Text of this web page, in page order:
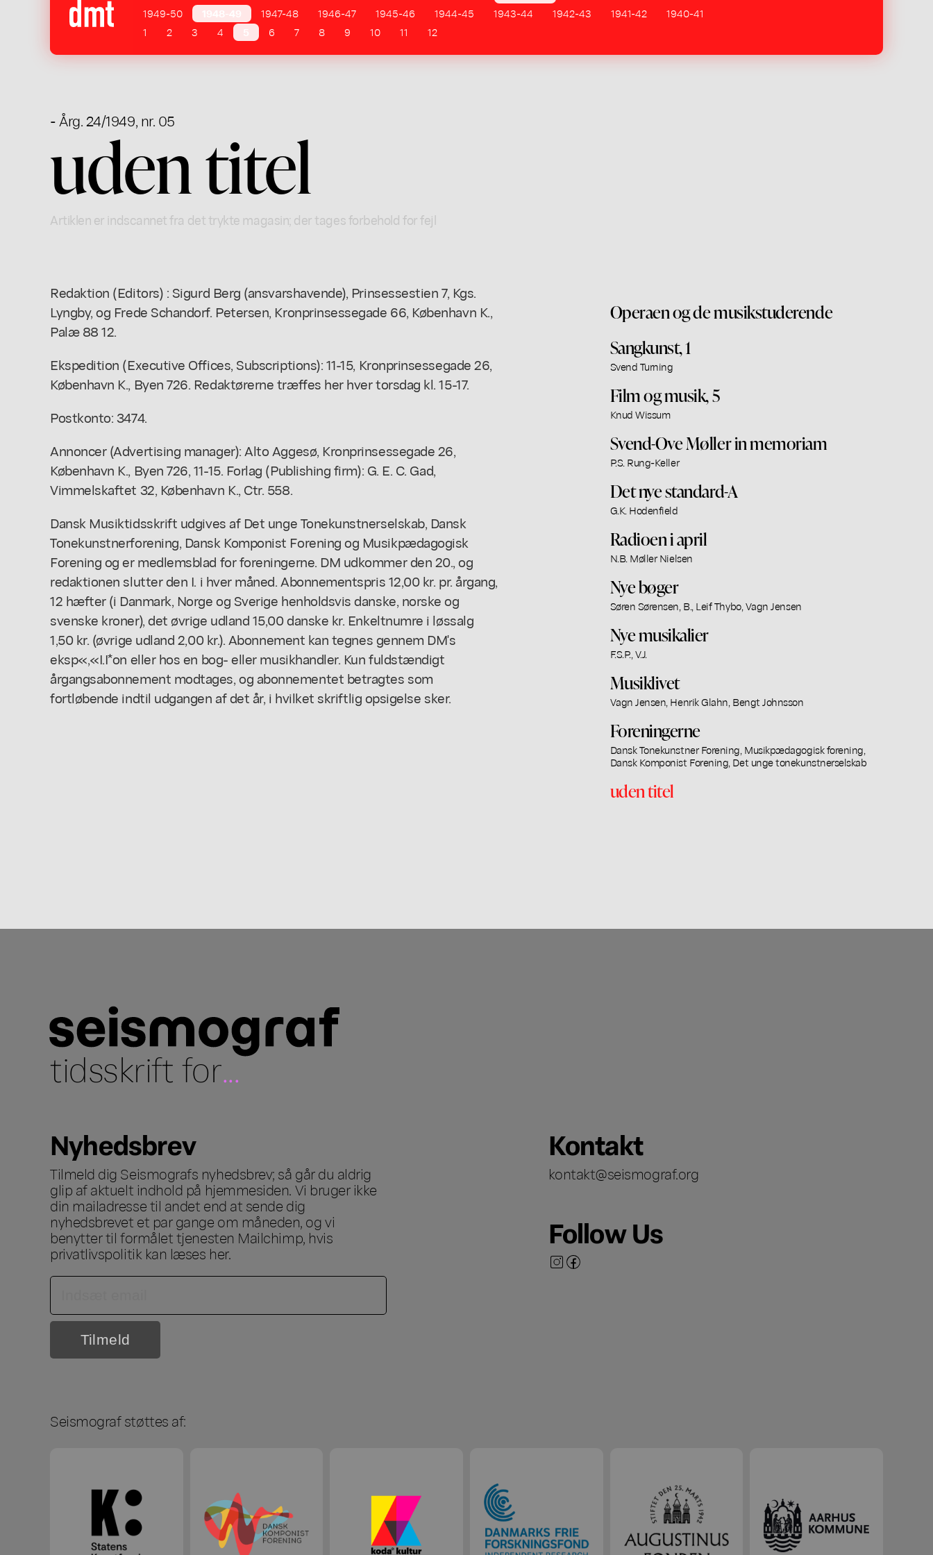
1949-50
1947-48 1946-47 1945-46 1944-45 1943-44 1942-43 1941-42
1940-41
1
2 3 4 6 7 8 9 10 11 12
- Årg. 24/1949, nr. 05
uden titel
Artiklen er indscannet fra det trykte magasin; der tages forbehold for fejl
Redaktion (Editors) : Sigurd Berg (ansvarshavende), Prinsessestien 7, Kgs.
Lyngby, og Frede Schandorf. Petersen, Kronprinsessegade 66, København K.,
Palæ 88 12.
Ekspedition (Executive Offices, Subscriptions): 11-15, Kronprinsessegade 26,
København K., Byen 726. Redaktørerne træffes her hver torsdag kl. 15-17.
Postkonto: 3474.
Annoncer (Advertising manager): Alto Aggesø, Kronprinsessegade 26,
København K., Byen 726, 11-15. Forlag (Publishing firm): G. E. C. Gad,
Vimmelskaftet 32, København K., Ctr. 558.
Dansk Musiktidsskrift udgives af Det unge Tonekunstnerselskab, Dansk
Tonekunstnerforening, Dansk Komponist Forening og Musikpædagogisk
Forening og er medlemsblad for foreningerne. DM udkommer den 20., og
redaktionen slutter den I. i hver måned. Abonnementspris 12,00 kr. pr. årgang,
12 hæfter (i Danmark, Norge og Sverige henholdsvis danske, norske og
svenske kroner), det øvrige udland 15,00 danske kr. Enkeltnumre i løssalg
1,50 kr. (øvrige udland 2,00 kr.). Abonnement kan tegnes gennem DM's
eksp«,«I.I*on eller hos en bog- eller musikhandler. Kun fuldstændigt
årgangsabonnement modtages, og abonnementet betragtes som
fortløbende indtil udgangen af det år, i hvilket skriftlig opsigelse sker.
Operaen og de musikstuderende
Sangkunst, 1
Svend Turning
Film og musik, 5
Knud Wissum
Svend-Ove Møller in memoriam
P.S. Rung-Keller
Det nye standard-A
G.K. Hodenfield
Radioen i april
N.B. Møller Nielsen
Nye bøger
Søren Sørensen, B., Leif Thybo, Vagn Jensen
Nye musikalier
F.S.P., V.J.
Musiklivet
Vagn Jensen, Henrik Glahn, Bengt Johnsson
Foreningerne
Dansk Tonekunstner Forening, Musikpædagogisk forening,
Dansk Komponist Forening, Det unge tonekunstnerselskab
uden titel
tidsskrift for...
Nyhedsbrev
Tilmeld dig Seismografs nyhedsbrev; så går du aldrig
glip af aktuelt indhold på hjemmesiden. Vi bruger ikke
din mailadresse til andet end at sende dig
nyhedsbrevet et par gange om måneden, og vi
benytter til formålet tjenesten Mailchimp, hvis
privatlivspolitik kan læses her.
Kontakt
kontakt@seismograf.org
Follow Us
Seismograf støttes af: